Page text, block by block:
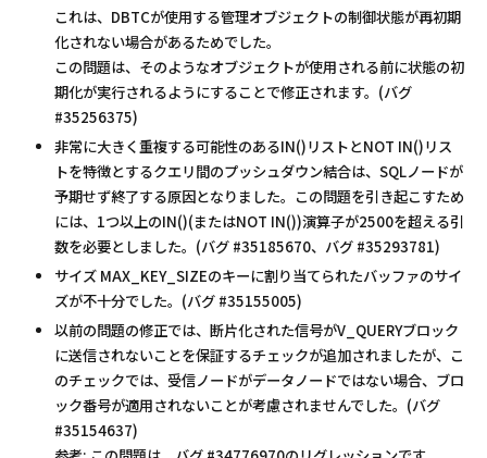
これは、DBTCが使用する管理オブジェクトの制御状態が再初期
化されない場合があるためでした。
この問題は、そのようなオブジェクトが使用される前に状態の初
期化が実行されるようにすることで修正されます。(バグ
#35256375)
非常に大きく重複する可能性のあるIN()リストとNOT IN()リス
トを特徴とするクエリ間のプッシュダウン結合は、SQLノードが
予期せず終了する原因となりました。この問題を引き起こすため
には、1つ以上のIN()(またはNOT IN())演算子が2500を超える引
数を必要としました。(バグ #35185670、バグ #35293781)
サイズ MAX_KEY_SIZEのキーに割り当てられたバッファのサイ
ズが不十分でした。(バグ #35155005)
以前の問題の修正では、断片化された信号がV_QUERYブロック
に送信されないことを保証するチェックが追加されましたが、こ
のチェックでは、受信ノードがデータノードではない場合、ブロ
ック番号が適用されないことが考慮されませんでした。(バグ
#35154637)